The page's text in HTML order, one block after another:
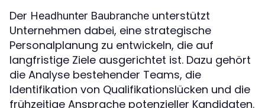
Der Headhunter Baubranche unterstützt
Unternehmen dabei, eine strategische
Personalplanung zu entwickeln, die auf
langfristige Ziele ausgerichtet ist. Dazu gehört
die Analyse bestehender Teams, die
Identifikation von Qualifikationslücken und die
frühzeitige Ansprache potenzieller Kandidaten.